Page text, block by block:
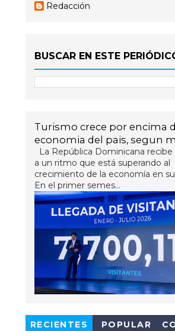
Redacción
BUSCAR EN ESTE
Turismo crece por encima
economia del pais, segun
La República Dominicana
a un ritmo que está superando al
crecimiento de la economía en
En el primer semes...
RECIENTES POPULAR